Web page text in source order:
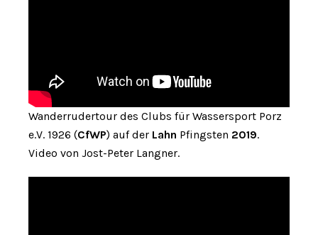
Wanderrudertour des Clubs für Wassersport Porz
e.V. 1926 (CfWP) auf der Lahn Pfingsten 2019.
Video von Jost-Peter Langner.